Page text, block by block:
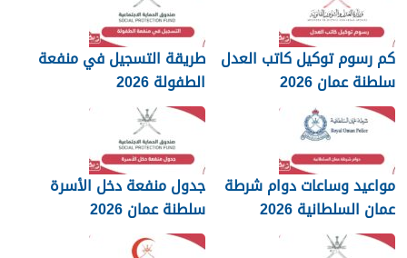
كم رسوم توكيل كاتب العدل
سلطنة عمان 2026
طريقة التسجيل في منفعة
الطفولة 2026
مواعيد وساعات دوام شرطة
عمان السلطانية 2026
جدول منفعة دخل الأسرة
سلطنة عمان 2026